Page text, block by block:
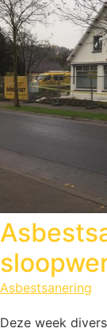
Asbestsanering
Deze week